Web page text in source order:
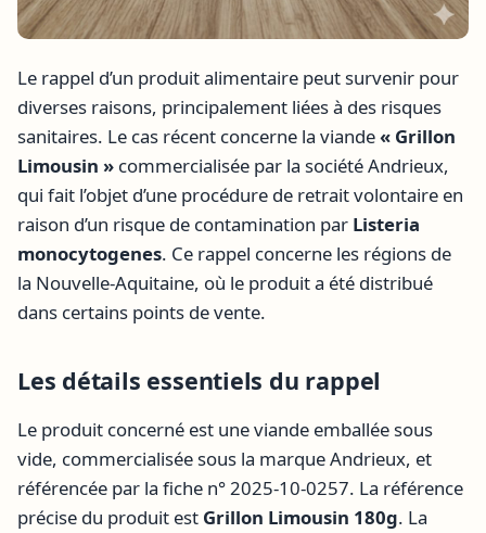
Le rappel d’un produit alimentaire peut survenir pour
diverses raisons, principalement liées à des risques
sanitaires. Le cas récent concerne la viande« Grillon
Limousin » commercialisée par la société Andrieux,
qui fait l’objet d’une procédure de retrait volontaire en
raison d’un risque de contamination par Listeria
monocytogenes. Ce rappel concerne les régions de
la Nouvelle-Aquitaine, où le produit a été distribué
dans certains points de vente.
Les détails essentiels du rappel
Le produit concerné est une viande emballée sous
vide, commercialisée sous la marque Andrieux, et
référencée par la fiche n° 2025-10-0257. La référence
précise du produit est Grillon Limousin 180g. La